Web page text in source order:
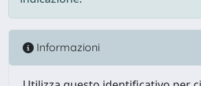
Informazioni